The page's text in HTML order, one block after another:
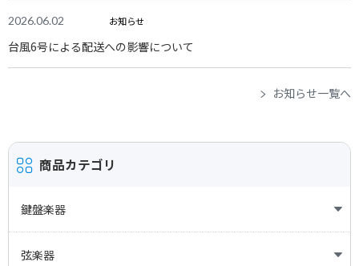
商品カテゴリ
鍵盤楽器
ピアノ
弦楽器
2026.06.02 お知らせ
台風6号による配送への影響について
お知らせ
サーバーメンテナンスに伴うオンラインショップ一時停止のお知ら
お知らせ一覧へ